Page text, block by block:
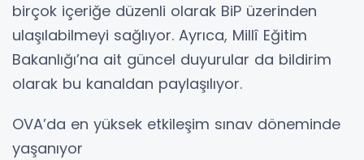
birçok içeriğe düzenli olarak BiP üzerinden
ulaşılabilmeyi sağlıyor. Ayrıca, Millî Eğitim
Bakanlığı’na ait güncel duyurular da bildirim
olarak bu kanaldan paylaşılıyor.
OVA’da en yüksek etkileşim sınav döneminde
yaşanıyor